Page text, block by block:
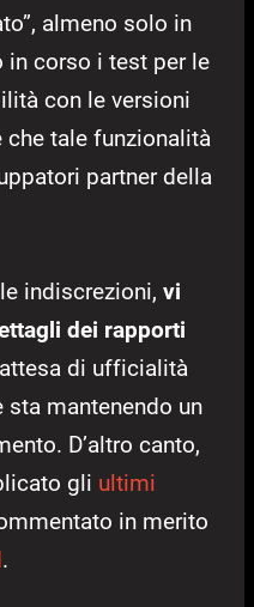
almeno solo in
in corso i test per le
con le versioni
che tale funzionalità
partner della
indiscrezioni, vi
dei rapporti
di ufficialità
mantenendo un
D’altro canto,
gli ultimi
in merito
.